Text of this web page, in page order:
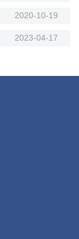
2020-10-19
2023-04-17